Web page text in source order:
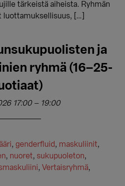
tärkeistä aiheista. Ryhmän
luottamuksellisuus, […]
ja
ryhmä (16–25-
17:00– 19:00
, genderfluid, maskuliinit,
, nuoret, sukupuoleton,
,Vertaisryhmä,